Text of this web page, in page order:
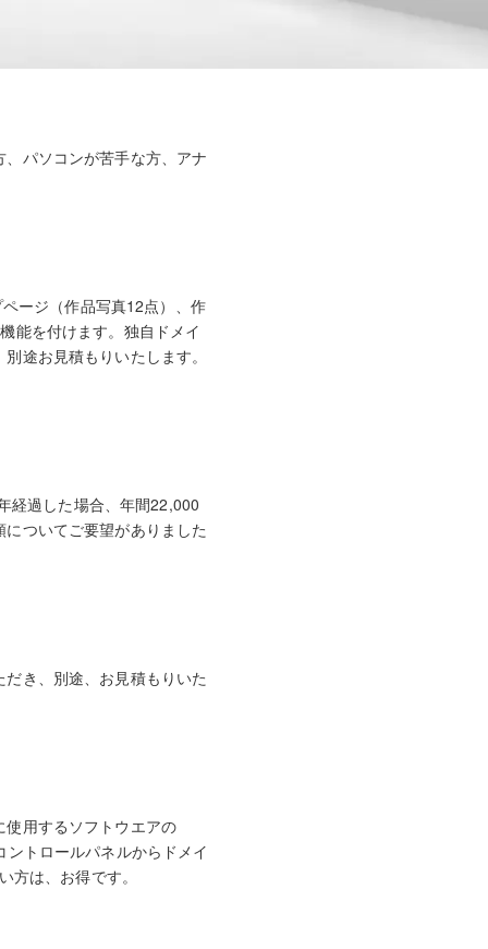
パソコンが苦手な方、アナ
ージ（作品写真12点）、作
能を付けます。独自ドメイ
途お見積もりいたします。
経過した場合、年間22,000
ついてご要望がありました
き、別途、お見積もりいた
用するソフトウエアの
トロールパネルからドメイ
は、お得です。